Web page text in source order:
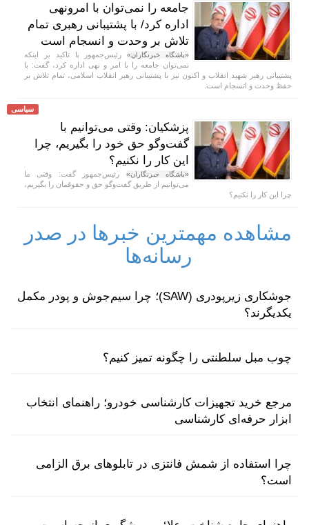
جامعه را نمی‌توان با امرونهی
اداره کرد/ با پشتیبانی رهبری تمام
تلاش بر وحدت و انسجام است
«باشگاه خبرنگاران»رئیس‌جمهور با تاکید بر اینکه
نمی‌توان جامعه را با امر و نهی اداره کرد، گفت: با
پشتیبانی رهبر شهید انقلاب و اکنون نیز با پشتیبانی رهبر انقلاب اسلامی، تمام تلاش بر
حفظ وحدت و انسجام است.
سیاسی
پزشکیان: وقتی می‌توانیم با
گفت‌و‌گو حق خود را بگیریم، چرا
این کار را نکنیم؟
«باشگاه خبرنگاران» رئیس‌جمهور گفت: وقتی ما
می‌توانیم از طریق گفت‌و‌گو حق و حقوقمان را بگیریم،
چرا این کار را نکنیم؟
مشاهده مهمترین خبرها در صدر
رسانه‌ها
جوشکاری زیرپودری (SAW)؛ چرا سیم‌جوش و پودر مکمل
یکدیگرند؟
چوب مبل سلطنتی را چگونه تمیز کنیم؟
مرجع خرید تجهیزات کارشناسی خودرو؛ راهنمای انتخاب
ابزار حرفه‌ای کارشناسی
چرا استفاده از شمش فانتزی در تابلوهای برق الزامی
است؟